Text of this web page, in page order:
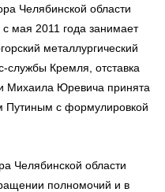
Челябинской области
мая 2011 года занимает
металлургический
Кремля, отставка
Михаила Юревича принята
Путиным с формулировкой
Челябинской области
полномочий и в